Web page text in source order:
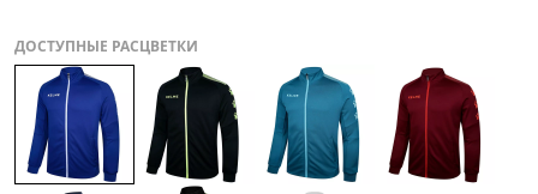
ДОСТУПНЫЕ РАСЦВЕТКИ